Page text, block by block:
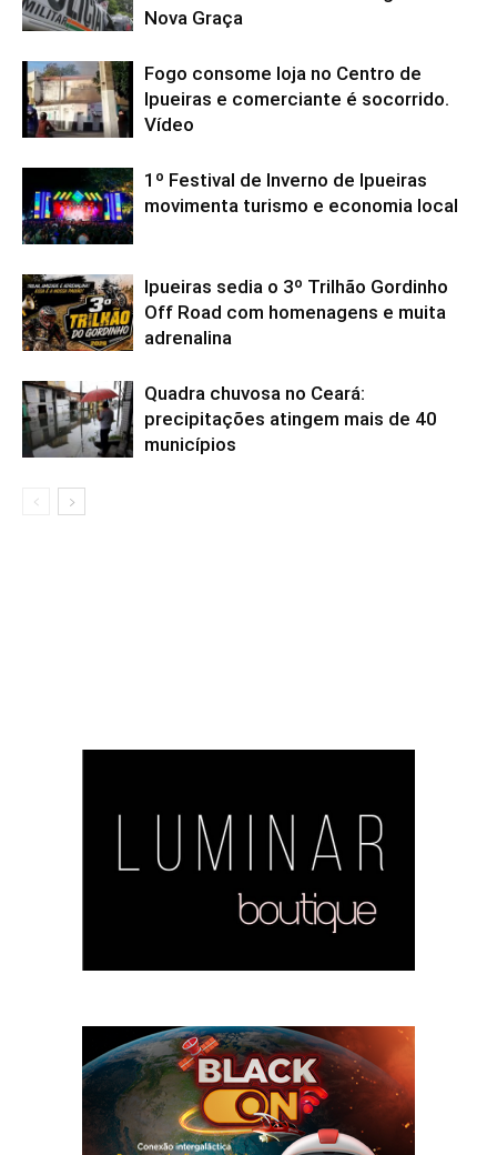
Nova Graça
Fogo consome loja no Centro de
Ipueiras e comerciante é socorrido.
Vídeo
1º Festival de Inverno de Ipueiras
movimenta turismo e economia local
Ipueiras sedia o 3º Trilhão Gordinho
Off Road com homenagens e muita
adrenalina
Quadra chuvosa no Ceará:
precipitações atingem mais de 40
municípios